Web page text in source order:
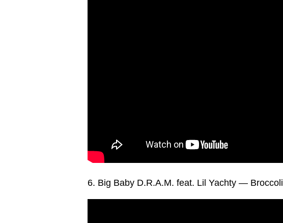
6. Big Baby D.R.A.M. feat. Lil Yachty — Broccoli